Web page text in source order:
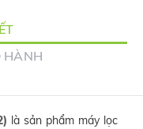
HÀNH
là sản phẩm máy lọc